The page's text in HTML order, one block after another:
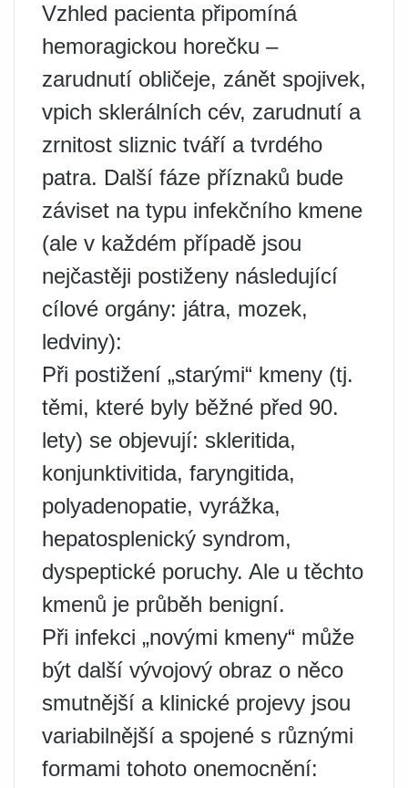
Vzhled pacienta připomíná
hemoragickou horečku –
zarudnutí obličeje, zánět spojivek,
vpich sklerálních cév, zarudnutí a
zrnitost sliznic tváří a tvrdého
patra. Další fáze příznaků bude
záviset na typu infekčního kmene
(ale v každém případě jsou
nejčastěji postiženy následující
cílové orgány: játra, mozek,
ledviny):
Při postižení „starými“ kmeny (tj.
těmi, které byly běžné před 90.
lety) se objevují: skleritida,
konjunktivitida, faryngitida,
polyadenopatie, vyrážka,
hepatosplenický syndrom,
dyspeptické poruchy. Ale u těchto
kmenů je průběh benigní.
Při infekci „novými kmeny“ může
být další vývojový obraz o něco
smutnější a klinické projevy jsou
variabilnější a spojené s různými
formami tohoto onemocnění: